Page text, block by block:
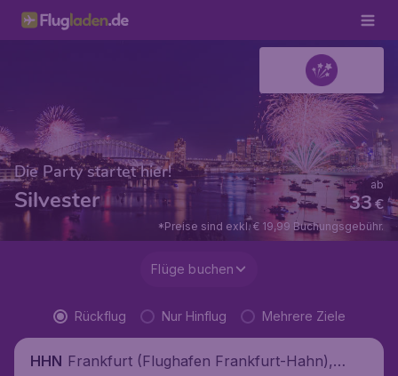
Die Party startet hier!
Silvester €
33
ab
*Preise sind exkl. € 19,99 Buchungsgebühr.
Flüge buchen
Rückflug Nur Hinflug Mehrere Ziele
HHN Frankfurt (Flughafen Frankfurt-Hahn),